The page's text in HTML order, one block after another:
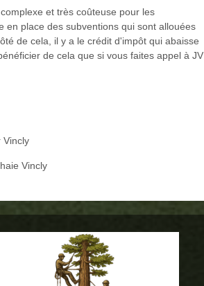
et très coûteuse pour les
en place des subventions qui sont allouées
de cela, il y a le crédit d'impôt qui abaisse
de cela que si vous faites appel à JV
Vincly
Vincly